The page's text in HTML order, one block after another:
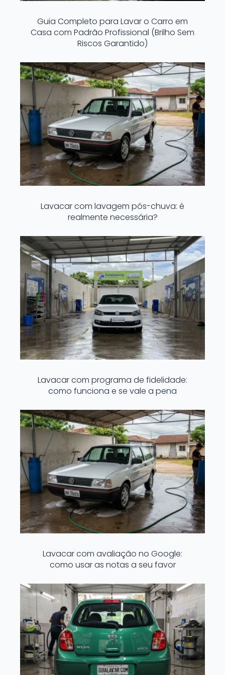
Guia Completo para Lavar o Carro em
Casa com Padrão Profissional (Brilho Sem
Riscos Garantido)
Lavacar com lavagem pós-chuva: é
realmente necessária?
Lavacar com programa de fidelidade:
como funciona e se vale a pena
Lavacar com avaliação no Google:
como usar as notas a seu favor